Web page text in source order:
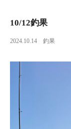
個人情報保護方針
公式Facebook
公式Instagram
10/12釣果
2024.10.14 釣果